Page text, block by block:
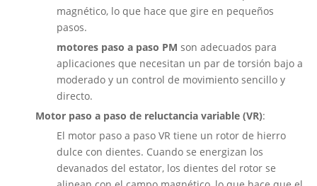
magnético, lo que hace que gire en pequeños
pasos.
motores paso a paso PM son adecuados para
aplicaciones que necesitan un par de torsión bajo a
moderado y un control de movimiento sencillo y
directo.
Motor paso a paso de reluctancia variable (VR):
El motor paso a paso VR tiene un rotor de hierro
dulce con dientes. Cuando se energizan los
devanados del estator, los dientes del rotor se